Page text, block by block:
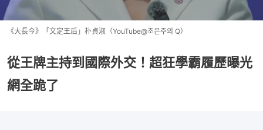
《大長今》「文定王后」朴貞淑（YouTube@조은주의 Q）
從王牌主持到國際外交！超狂學霸履歷曝光
網全跪了